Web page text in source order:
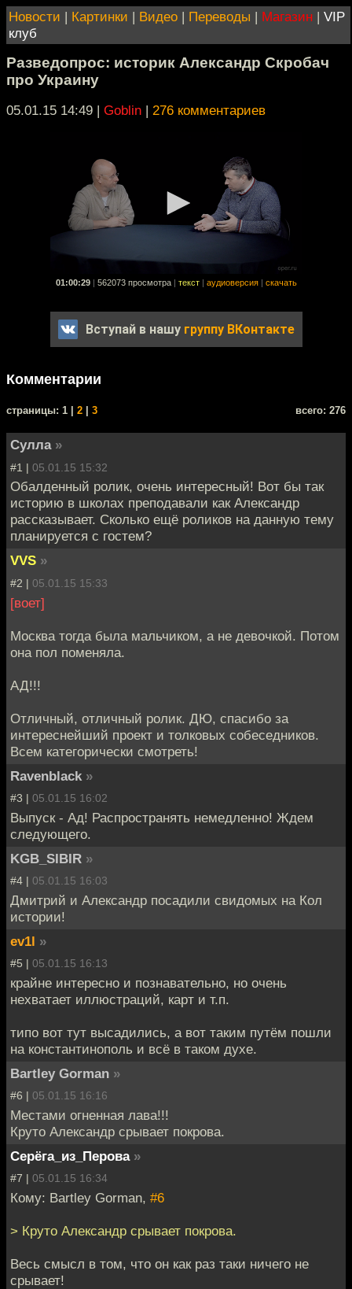
Новости | Картинки | Видео | Переводы | Магазин | VIP
клуб
Разведопрос: историк Александр Скробач
про Украину
05.01.15 14:49 | Goblin | 276 комментариев
01:00:29 562073 просмотра текст аудиоверсия скачать
Вступай в нашу группу ВКонтакте
Комментарии
cтраницы: 1 | 2 3 всего: 276
Сулла »
#1 | 05.01.15 15:32
Обалденный ролик, очень интересный! Вот бы так
историю в школах преподавали как Александр
рассказывает. Сколько ещё роликов на данную тему
планируется с гостем?
VVS »
#2 | 05.01.15 15:33
[воет]
Москва тогда была мальчиком, а не девочкой. Потом
она пол поменяла.
АД!!!
Отличный, отличный ролик. ДЮ, спасибо за
интереснейший проект и толковых собеседников.
Всем категорически смотреть!
Ravenblack »
#3 | 05.01.15 16:02
Выпуск - Ад! Распространять немедленно! Ждем
следующего.
KGB_SIBIR »
#4 | 05.01.15 16:03
Дмитрий и Александр посадили свидомых на Кол
истории!
ev1l »
#5 | 05.01.15 16:13
крайне интересно и познавательно, но очень
нехватает иллюстраций, карт и т.п.
типо вот тут высадились, а вот таким путём пошли
на константинополь и всё в таком духе.
Bartley Gorman »
#6 | 05.01.15 16:16
Местами огненная лава!!!
Круто Александр срывает покрова.
Серёга_из_Перова »
#7 | 05.01.15 16:34
Кому: Bartley Gorman, #6
> Круто Александр срывает покрова.
Весь смысл в том, что он как раз таки ничего не
срывает!